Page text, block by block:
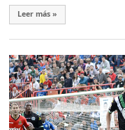
Leer más »